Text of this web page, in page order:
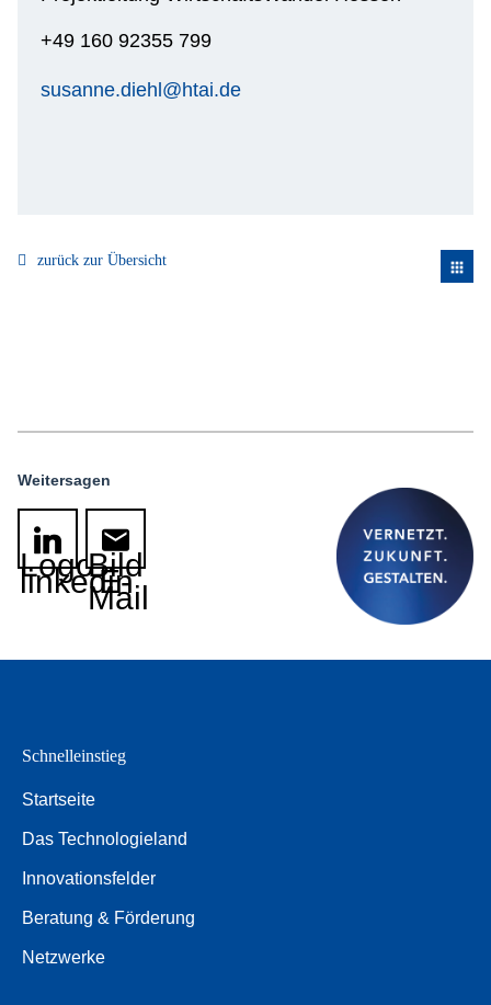
+49 160 92355 799
susanne.diehl@htai.de
zurück zur Übersicht apps
Weitersagen
Logo
linkedin
Bild
E-
Mail
Schnelleinstieg
Startseite
Das Technologieland
Innovationsfelder
Beratung & Förderung
Netzwerke